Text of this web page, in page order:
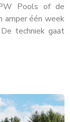
Pools of de
amper één week
techniek gaat